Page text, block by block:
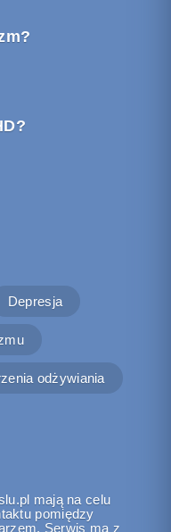
Depresja
odżywiania
mają na celu
pomiędzy
Serwis ma z